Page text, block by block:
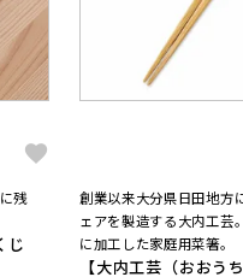
残
じ
創業以来大分県日田地方
ェアを製造する大内工芸
に加工した家庭用菜箸。
【大内工芸（おおう